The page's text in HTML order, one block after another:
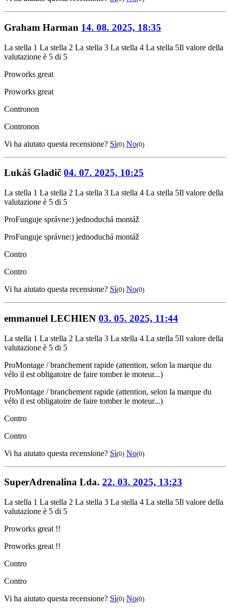
Graham Harman 14. 08. 2025, 18:35
La stella 1 La stella 2 La stella 3 La stella 4 La stella 5Il valore della
valutazione è 5 di 5
Proworks great
Proworks great
Contronon
Contronon
Vi ha aiutato questa recensione? Sì(0) No(0)
Lukáš Gladič 04. 07. 2025, 10:25
La stella 1 La stella 2 La stella 3 La stella 4 La stella 5Il valore della
valutazione è 5 di 5
ProFunguje správne:) jednoduchá montáž
ProFunguje správne:) jednoduchá montáž
Contro
Contro
Vi ha aiutato questa recensione? Sì(0) No(0)
emmanuel LECHIEN 03. 05. 2025, 11:44
La stella 1 La stella 2 La stella 3 La stella 4 La stella 5Il valore della
valutazione è 5 di 5
ProMontage / branchement rapide (attention, selon la marque du
vélo il est obligatoire de faire tomber le moteur...)
ProMontage / branchement rapide (attention, selon la marque du
vélo il est obligatoire de faire tomber le moteur...)
Contro
Contro
Vi ha aiutato questa recensione? Sì(0) No(0)
SuperAdrenalina Lda. 22. 03. 2025, 13:23
La stella 1 La stella 2 La stella 3 La stella 4 La stella 5Il valore della
valutazione è 5 di 5
Proworks great !!
Proworks great !!
Contro
Contro
Vi ha aiutato questa recensione? Sì(0) No(0)